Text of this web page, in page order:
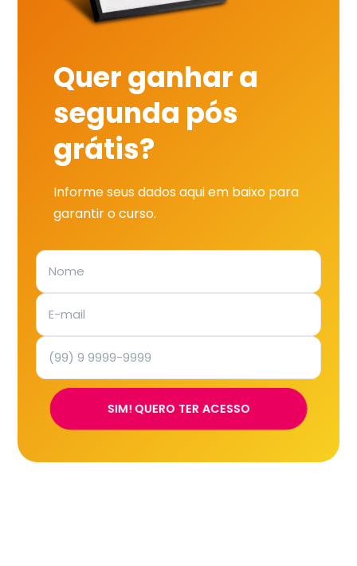
Quer ganhar a
segunda pós
grátis?
Informe seus dados aqui em baixo para
garantir o curso.
SIM! QUERO TER ACESSO